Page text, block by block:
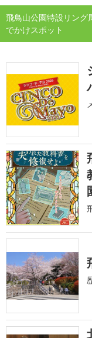
飛鳥山公園特設リング
でかけスポット